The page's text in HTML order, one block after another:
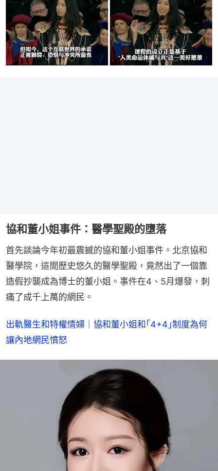
協和董小姐事件：醫學聖殿的墮落
首先談論今年初最震撼的協和董小姐事件。北京協和
醫學院，這間歷史悠久的醫學聖殿，竟然出了一個靠
造假抄襲成為博士的董小姐。事件在4、5月爆發，刺
痛了成千上萬的網民。
出軌醫生和特權情婦｜協和董小姐和｢4+4｣制度為何
讓內地網民憤怒